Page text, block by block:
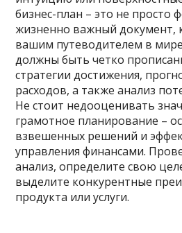
бизнес-план – это не просто
жизненно важный документ,
вашим путеводителем в
должны быть четко
стратегии достижения,
расходов, а также анализ
Не стоит недооценивать
грамотное планирование –
взвешенных решений и
управления финансами.
анализ, определите свою
выделите конкурентные
продукта или услуги.